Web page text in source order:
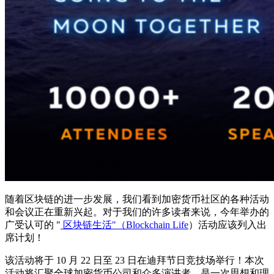
随着区块链的进一步发展，我们看到加密货币社区的各种活动
和会议正在重新兴起。对于我们的许多读者来说，今年举办的
广受认可的 " 区块链生活"（Blockchain Life）活动应该列入出
席计划！
该活动将于 10 月 22 日至 23 日在迪拜节日竞技场举行！本次